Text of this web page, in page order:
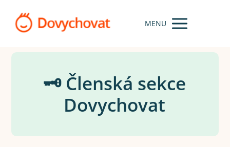
MENU
🗝️ Členská sekce
Dovychovat